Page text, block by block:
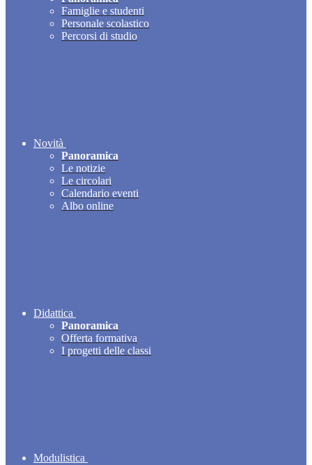
Famiglie e studenti
Personale scolastico
Percorsi di studio
Novità
Panoramica
Le notizie
Le circolari
Calendario eventi
Albo online
Didattica
Panoramica
Offerta formativa
I progetti delle classi
Modulistica